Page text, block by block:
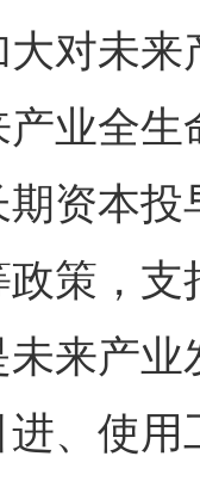
对未
业全
资本
策，
来产
、使